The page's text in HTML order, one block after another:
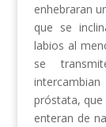
enhebraran
que se
labios al
se
próstata,
enteran de